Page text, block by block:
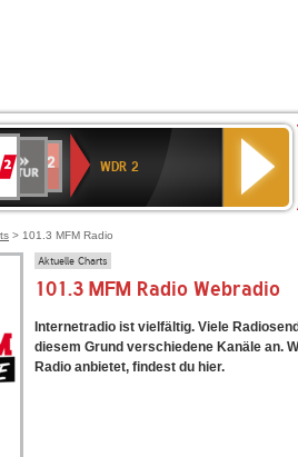
NDR
2
WDR 2
> 101.3 MFM Radio
Aktuelle Charts
101.3 MFM Radio Webradio
Internetradio ist vielfältig. Viele
diesem Grund verschiedene Kanäle an.
Radio anbietet, findest du hier.